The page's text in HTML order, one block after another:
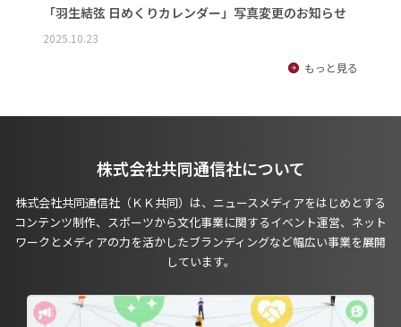
「羽生結弦 日めくりカレンダー」写真変更のお知らせ
2025.10.23
もっと見る
株式会社共同通信社について
株式会社共同通信社（ＫＫ共同）は、ニュースメディアをはじめとする
コンテンツ制作、スポーツから文化事業に関するイベント運営、ネット
ワークとメディアの力を活かしたブランディングなど幅広い事業を展開
しています。